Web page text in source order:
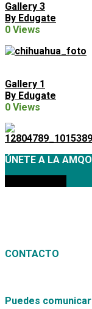
Gallery 3
By Edugate
0 Views
Gallery 1
By Edugate
0 Views
ÚNETE A LA AMQO
CONTACTO
Puedes